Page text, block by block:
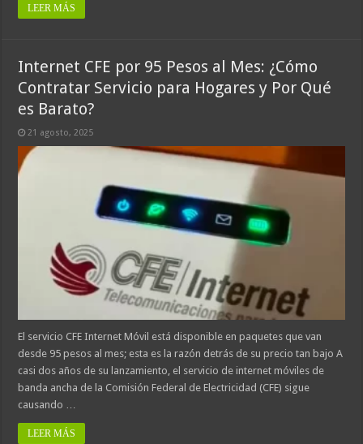
LEER MÁS
Internet CFE por 95 Pesos al Mes: ¿Cómo
Contratar Servicio para Hogares y Por Qué
es Barato?
21 agosto, 2025
El servicio CFE Internet Móvil está disponible en paquetes que van
desde 95 pesos al mes; esta es la razón detrás de su precio tan bajo A
casi dos años de su lanzamiento, el servicio de internet móviles de
banda ancha de la Comisión Federal de Electricidad (CFE) sigue
causando …
LEER MÁS